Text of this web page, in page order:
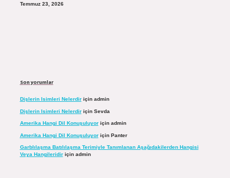
Temmuz 23, 2026
Son yorumlar
Dişlerin Isimleri Nelerdiriçin admin
Dişlerin Isimleri Nelerdiriçin Sevda
Amerika Hangi Dil Konuşuluyoriçin admin
Amerika Hangi Dil Konuşuluyoriçin Panter
Garblılaşma Batılılaşma Terimiyle Tanımlanan Aşağıdakilerden Hangisi
Veya Hangileridiriçin admin